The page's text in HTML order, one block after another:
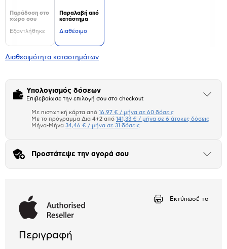
Παράδοση στο
χώρο σου
Εξαντλήθηκε
Παραλαβή από
κατάστημα
Διαθέσιμο
Διαθεσιμότητα καταστημάτων
Υπολογισμός δόσεων
Επιβεβαίωσε την επιλογή σου στο checkout
Άνοιξε
Πιστωτική κάρτα
Μήνα Μήνα
Με πιστωτική κάρτα από 16,97 € / μήνα σε 60 δόσεις
Με το πρόγραμμα Δια 4+2 από 141,33 € / μήνα σε 6 άτοκες δόσεις
Μήνα-Μήνα 34,46 € / μήνα σε 31 δόσεις
Προστάτεψε την αγορά σου
Άνοιξε
Εκτύπωσέ το
Περιγραφή